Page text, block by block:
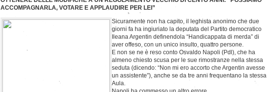
ACCOMPAGNARLA, VOTARE E APPLAUDIRE PER LEI”
Sicuramente non ha capito, il leghista anonimo che due
giorni fa ha ingiuriato la deputata del Partito democratico
Ileana Argentin definendola “Handicappata di merda” di
aver offeso, con un unico insulto, quattro persone.
E non se ne è reso conto Osvaldo Napoli (Pdl), che ha
almeno chiesto scusa per le sue rimostranze nella stessa
seduta (dicendo: “Non mi ero accorto che Argentin avesse
un assistente”), anche se da tre anni frequentano la stessa
Aula.